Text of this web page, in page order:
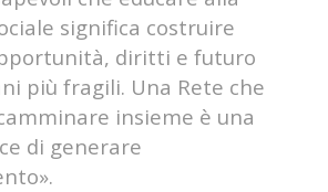
significa costruire
diritti e futuro
più fragili. Una Rete che
insieme è una
di generare